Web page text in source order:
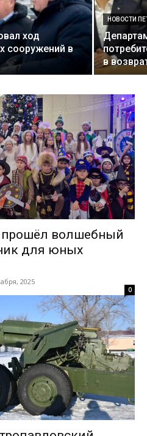
ход
сооружений в
НОВОСТИ
в
прошёл волшебный
для юных
2025
0